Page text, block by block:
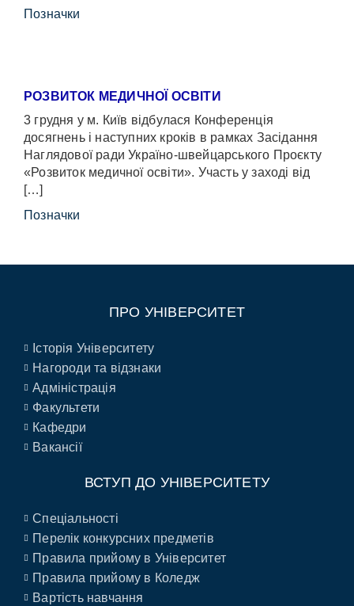
Позначки
РОЗВИТОК МЕДИЧНОЇ ОСВІТИ
3 грудня у м. Київ відбулася Конференція
досягнень і наступних кроків в рамках Засідання
Наглядової ради Україно-швейцарського Проєкту
«Розвиток медичної освіти». Участь у заході від
[…]
Позначки
ПРО УНІВЕРСИТЕТ
Історія Університету
Нагороди та відзнаки
Адміністрація
Факультети
Кафедри
Вакансії
ВСТУП ДО УНІВЕРСИТЕТУ
Спеціальності
Перелік конкурсних предметів
Правила прийому в Університет
Правила прийому в Коледж
Вартість навчання